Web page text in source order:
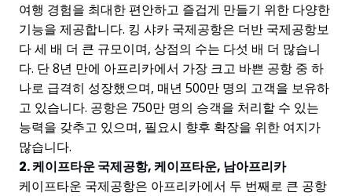
여행 경험을 최대한 편안하고 즐겁게 만들기 위한 다양한
기능을 제공합니다. 킹 샤카 국제공항은 더반 국제공항보
다 세 배 더 큰 규모이며, 상점의 수는 다섯 배 더 많습니
다. 단 8년 만에 아프리카에서 가장 크고 바쁜 공항 중 하
나로 급격히 성장했으며, 매년 500만 명의 고객을 보유하
고 있습니다. 공항은 750만 명의 승객을 처리할 수 있는
능력을 갖추고 있으며, 필요시 향후 확장을 위한 여지가
많습니다.
2. 케이프타운 국제공항, 케이프타운, 남아프리카
케이프타운 국제공항은 아프리카에서 두 번째로 큰 공항